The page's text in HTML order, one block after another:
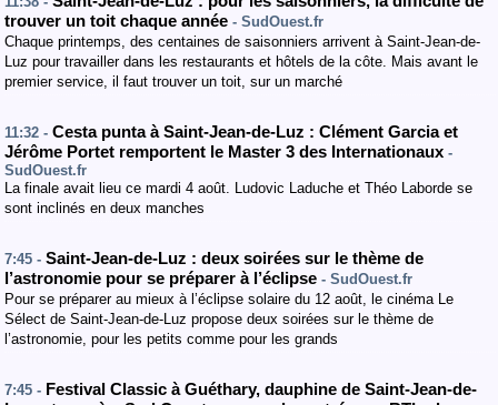
trouver un toit chaque année - SudOuest.fr
Chaque printemps, des centaines de saisonniers arrivent à Saint-Jean-de-
Luz pour travailler dans les restaurants et hôtels de la côte. Mais avant le
premier service, il faut trouver un toit, sur un marché
11:32 - Cesta punta à Saint-Jean-de-Luz : Clément Garcia et
Jérôme Portet remportent le Master 3 des Internationaux -
SudOuest.fr
La finale avait lieu ce mardi 4 août. Ludovic Laduche et Théo Laborde se
sont inclinés en deux manches
7:45 - Saint-Jean-de-Luz : deux soirées sur le thème de
l’astronomie pour se préparer à l’éclipse - SudOuest.fr
Pour se préparer au mieux à l’éclipse solaire du 12 août, le cinéma Le
Sélect de Saint-Jean-de-Luz propose deux soirées sur le thème de
l’astronomie, pour les petits comme pour les grands
7:45 - Festival Classic à Guéthary, dauphine de Saint-Jean-de-